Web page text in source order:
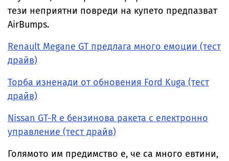
тези неприятни повреди на купето предпазват
AirBumps.
Renault Megane GT предлага много емоции (тест
драйв)
Торба изненади от обновения Ford Kuga (тест
драйв)
Nissan GT-R e бензинова ракета с електронно
управление (тест драйв)
Голямото им предимство е, че са много евтини,